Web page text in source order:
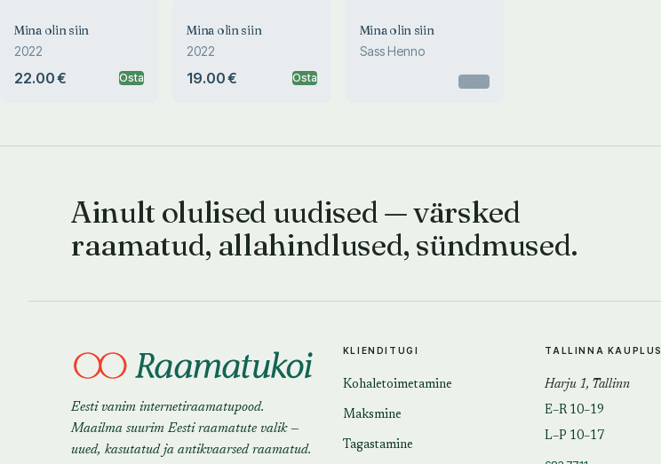
Mina olin siin
2022
22.00 € Osta
Mina olin siin
2022
19.00 € Osta
Mina olin siin
Sass Henno
Ainult olulised uudised — värsked
raamatud, allahindlused, sündmused.
Eesti vanim internetiraamatupood.
Maailma suurim Eesti raamatute valik —
uued, kasutatud ja antikvaarsed raamatud.
KLIENDITUGI
Kohaletoimetamine
Maksmine
Tagastamine
TALLINNA KAUPLUS
Harju 1, Tallinn
E–R 10–19
L–P 10–17